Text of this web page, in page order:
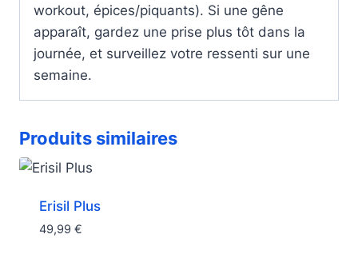
workout, épices/piquants). Si une gêne
apparaît, gardez une prise plus tôt dans la
journée, et surveillez votre ressenti sur une
semaine.
Produits similaires
Erisil Plus
49,99 €